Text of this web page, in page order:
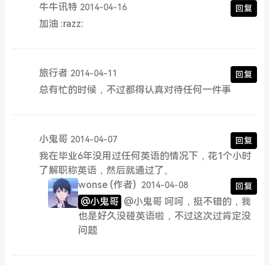
牛牛讯特 2014-04-16 回复
加油 :razz:
旅行者 2014-04-11 回复
总有忙的时候，不过都得认真对待任何一件事
小鬼哥 2014-04-07 回复
我在毕业6年没用过任何英语的情况下，花1个小时
了解职称英语，然后就通过了。
wonse (作者) 2014-04-08 回复
@小鬼哥 @小鬼哥 呵呵，挺不错的，我
也是好久没碰英语啦，不过这次过肯定没
问题